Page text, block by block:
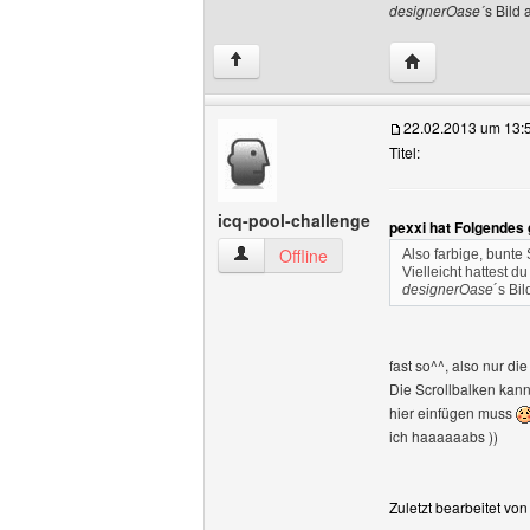
designerOase´s Bild
↑ Website dieses
icq-pool-challenge
icq-pool-challenge Benutzer-Profile
Offline
22.02.2013 um
Titel:
pexxi hat
Also farbige, bunte
Vielleicht hattest
designerOase´s
fast so^^, also nur
Die Scrollbalken
hier einfügen muss
ich haaaaaabs ))
Zuletzt bearbeitet